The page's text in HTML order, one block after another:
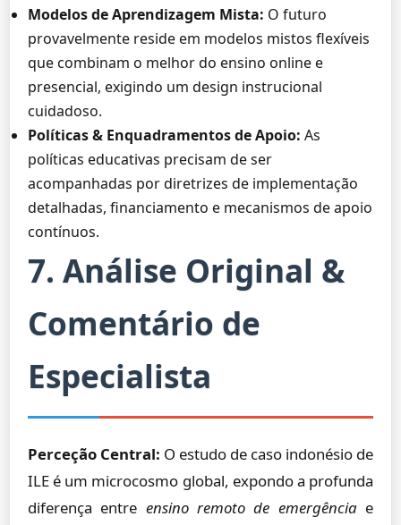
Modelos de Aprendizagem Mista: O futuro
provavelmente reside em modelos mistos flexíveis
que combinam o melhor do ensino online e
presencial, exigindo um design instrucional
cuidadoso.
Políticas & Enquadramentos de Apoio: As
políticas educativas precisam de ser
acompanhadas por diretrizes de implementação
detalhadas, financiamento e mecanismos de apoio
contínuos.
7. Análise Original &
Comentário de
Especialista
Perceção Central: O estudo de caso indonésio de
ILE é um microcosmo global, expondo a profunda
diferença entre ensino remoto de emergênciae